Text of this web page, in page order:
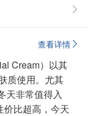
查看详情
Cream）以其
质使用。尤其
天非常值得入
比超高，今天